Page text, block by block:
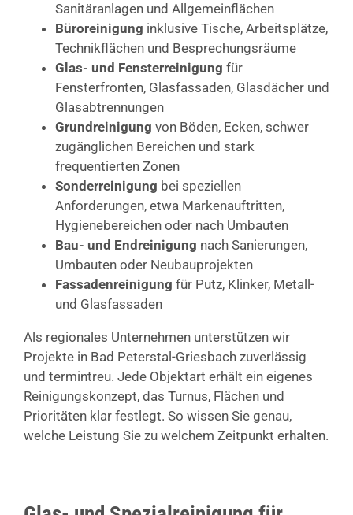
Sanitäranlagen und Allgemeinflächen
Büroreinigung inklusive Tische, Arbeitsplätze,
Technikflächen und Besprechungsräume
Glas- und Fensterreinigung für
Fensterfronten, Glasfassaden, Glasdächer und
Glasabtrennungen
Grundreinigung von Böden, Ecken, schwer
zugänglichen Bereichen und stark
frequentierten Zonen
Sonderreinigung bei speziellen
Anforderungen, etwa Markenauftritten,
Hygienebereichen oder nach Umbauten
Bau- und Endreinigung nach Sanierungen,
Umbauten oder Neubauprojekten
Fassadenreinigung für Putz, Klinker, Metall-
und Glasfassaden
Als regionales Unternehmen unterstützen wir
Projekte in Bad Peterstal-Griesbach zuverlässig
und termintreu. Jede Objektart erhält ein eigenes
Reinigungskonzept, das Turnus, Flächen und
Prioritäten klar festlegt. So wissen Sie genau,
welche Leistung Sie zu welchem Zeitpunkt erhalten.